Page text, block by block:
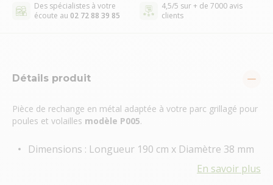
Des spécialistes à votre
écoute au 02 72 88 39 85
4,5/5 sur + de 7000 avis
clients
Détails produit
Pièce de rechange en métal adaptée à votre parc grillagé pour
poules et volailles modèle P005.
Dimensions : Longueur 190 cm x Diamètre 38 mm
En savoir plus